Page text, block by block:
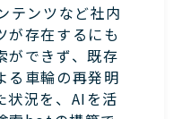
テンツなど社内
が存在するにも
ができず、既存
る車輪の再発明
状況を、AIを活